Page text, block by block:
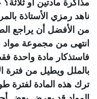
مذاكرة مادتين أو
ناهد رمزي الأستاذة
من الأفضل أن يراجع
انتهى من مجموعة مواد
فاستذكار مادة واحدة
بالملل ويطيل من فترة
ترك هذه المادة لفترة